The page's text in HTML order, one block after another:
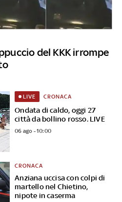
del KKK irrompe
Ondata di caldo, oggi 27
città da bollino rosso. LIVE
LIVE CRONACA
06 ago - 10:00
Anziana uccisa con colpi di
martello nel Chietino,
nipote in caserma
CRONACA